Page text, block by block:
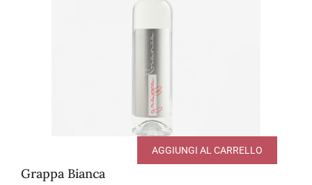
Grappa Bianca
AGGIUNGI AL CARRELLO